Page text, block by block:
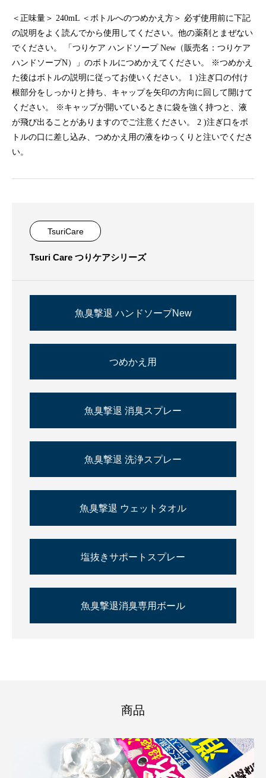
＜正味量＞ 240mL ＜ボトルへのつめかえ方＞ 必ず使用前に下記
の説明をよく読んでから使用してください。他の薬剤とまぜない
でください。 「つりケア ハンドソープ New（販売名：つりケア
ハンドソープN）」のボトルにつめかえてください。 ※つめかえ
た後はボトルの説明に従ってお使いください。 1 )注ぎ口の付け
根部分をしっかりと持ち、キャップを矢印の方向に回して開けて
ください。 ※キャップが開いているときに袋を強く持つと、液
が飛び出ることがありますのでご注意ください。 2 )注ぎ口をボ
トルの口に差し込み、つめかえ用の液をゆっくりと注いでくださ
い。
TsuriCare
Tsuri Care つりケアシリーズ
魚臭撃退 ハンドソープNew
つめかえ用
魚臭撃退 消臭スプレー
魚臭撃退 洗浄スプレー
魚臭撃退 ウェットタオル
塩抜きサポートスプレー
魚臭撃退消臭専用ボール
商品